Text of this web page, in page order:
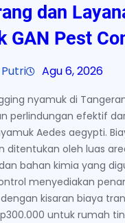
dan
GAN Pest
Agu 6, 2026
nyamuk di
perlindungan efektif
Aedes aegypti.
ditentukan oleh luas
bahan kimia yang
menyediakan
kisaran biaya
untuk rumah